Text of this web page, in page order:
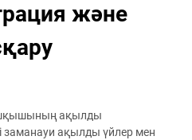
және
ақылды
заманауи ақылды үйлер мен